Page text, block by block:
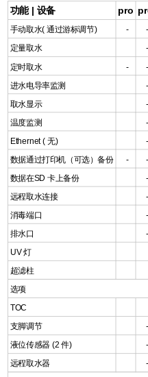
功能 | 设备 pro
手动取水( 通过游标调节) - -
定量取水
-
定时取水 - -
进水电导率监测
-
取水显示
-
温度监测
-
Ethernet ( 无) -
数据通过打印机（可选）备份
- -
数据在SD 卡上备份
-
远程取水连接
-
消毒端口 -
排水口 -
UV 灯
超滤柱
选项
TOC
支脚调节
-
液位传感器 (2 件)
-
远程取水器 -